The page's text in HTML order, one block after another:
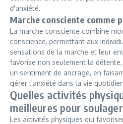
d'anxiété.
Marche consciente comme
La marche consciente combine
conscience, permettant aux
sensations de la marche et leur
favorise non seulement la
un sentiment de ancrage, en
gérer l'anxiété dans la vie
Quelles activités
meilleures pour
Les activités physiques qui